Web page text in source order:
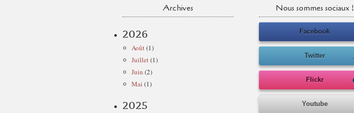
Archives
2026
Août(1)
Juillet(1)
Juin (2)
Mai (1)
2025
Nous sommes sociaux !
Facebook
Twitter
Flickr
Youtube